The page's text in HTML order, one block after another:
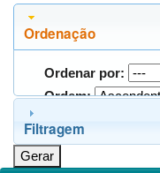
Ordenação
Ordenar por:
Ordem:
Filtragem